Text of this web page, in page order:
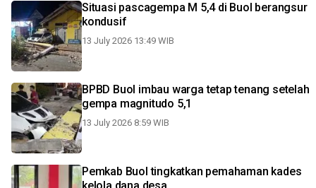
Situasi pascagempa M 5,4 di Buol berangsur
kondusif
13 July 2026 13:49 WIB
BPBD Buol imbau warga tetap tenang setelah
gempa magnitudo 5,1
13 July 2026 8:59 WIB
Pemkab Buol tingkatkan pemahaman kades